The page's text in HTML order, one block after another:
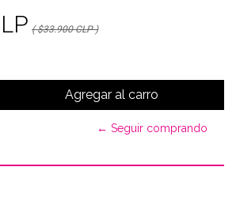
( $33.900 CLP )
← Seguir comprando